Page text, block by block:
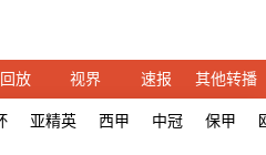
回放 视界 速报 其他转播
亚精英 西甲 中冠 保甲